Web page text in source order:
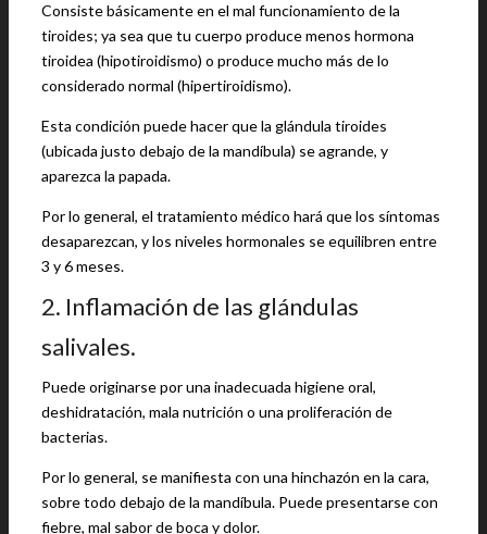
Consiste básicamente en el mal funcionamiento de la
tiroides; ya sea que tu cuerpo produce menos hormona
tiroidea (hipotiroidismo) o produce mucho más de lo
considerado normal (hipertiroidismo).
Esta condición puede hacer que la glándula tiroides
(ubicada justo debajo de la mandíbula) se agrande, y
aparezca la papada.
Por lo general, el tratamiento médico hará que los síntomas
desaparezcan, y los niveles hormonales se equilibren entre
3 y 6 meses.
2. Inflamación de las glándulas
salivales.
Puede originarse por una inadecuada higiene oral,
deshidratación, mala nutrición o una proliferación de
bacterias.
Por lo general, se manifiesta con una hinchazón en la cara,
sobre todo debajo de la mandíbula. Puede presentarse con
fiebre, mal sabor de boca y dolor.